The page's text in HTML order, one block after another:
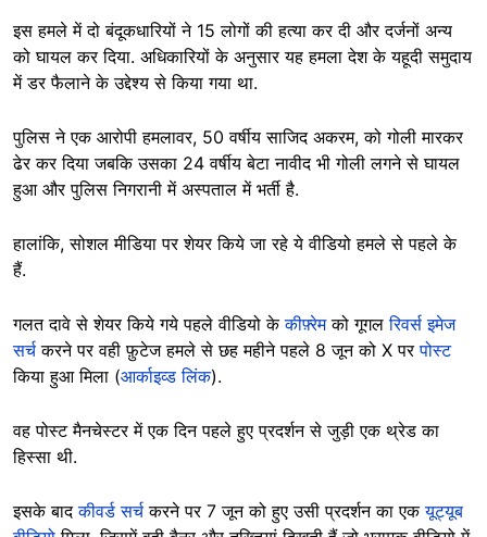
इस हमले में दो बंदूकधारियों ने 15 लोगों की हत्या कर दी और दर्जनों अन्य
को घायल कर दिया. अधिकारियों के अनुसार यह हमला देश के यहूदी समुदाय
में डर फैलाने के उद्देश्य से किया गया था.
पुलिस ने एक आरोपी हमलावर, 50 वर्षीय साजिद अकरम, को गोली मारकर
ढेर कर दिया जबकि उसका 24 वर्षीय बेटा नावीद भी गोली लगने से घायल
हुआ और पुलिस निगरानी में अस्पताल में भर्ती है.
हालांकि, सोशल मीडिया पर शेयर किये जा रहे ये वीडियो हमले से पहले के
हैं.
गलत दावे से शेयर किये गये पहले वीडियो केकीफ़्रेमको गूगलरिवर्स इमेज
सर्च करने पर वही फ़ुटेज हमले से छह महीने पहले 8 जून को X परपोस्ट
किया हुआ मिला (आर्काइव्ड लिंक).
वह पोस्ट मैनचेस्टर में एक दिन पहले हुए प्रदर्शन से जुड़ी एक थ्रेड का
हिस्सा थी.
इसके बादकीवर्ड सर्च करने पर 7 जून को हुए उसी प्रदर्शन का एकयूट्यूब